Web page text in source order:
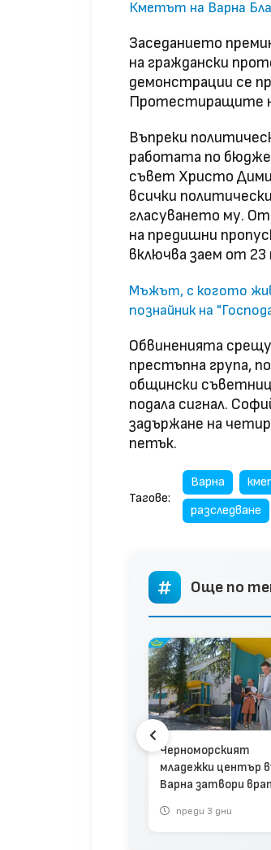
Кметът на Варна
Заседанието
на граждански
демонстрации се
Протестиращите
Въпреки
работата по
съвет Христо
всички
гласуването му.
на предишни
включва заем от 23
Мъжът, с когото
познайник на
Обвиненията срещу
престъпна група,
общински
подала сигнал.
задържане на
петък.
Тагове:
Варна
разследване
Още по
Черноморският
младежки център
Варна затвори
си (видео)
преди 3 дни